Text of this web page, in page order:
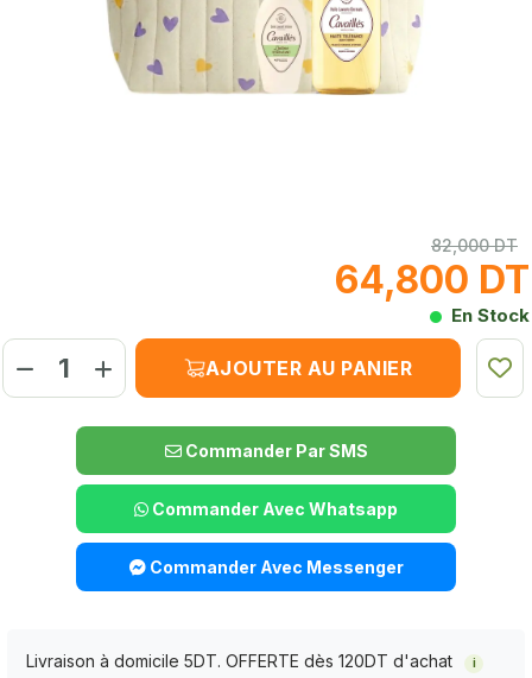
82,000 DT
64,800 DT
En Stock
AJOUTER AU PANIER
Commander Par SMS
Commander Avec Whatsapp
Commander Avec Messenger
Livraison à domicile 5DT. OFFERTE dès 120DT d'achat i